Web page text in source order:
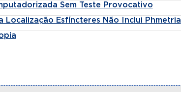
Sem Teste Provocativo
Localização Esfíncteres Não Inclui Phmetria